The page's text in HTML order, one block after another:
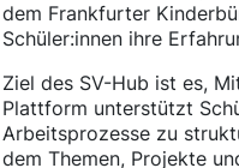
dem Frankfurter
Schüler:innen ihre
Ziel des SV-Hub ist es,
Plattform unterstützt
Arbeitsprozesse zu
dem Themen, Projekte